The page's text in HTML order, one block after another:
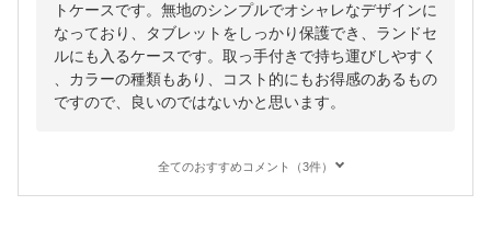
トケースです。無地のシンプルでオシャレなデザインに
なっており、タブレットをしっかり保護でき、ランドセ
ルにも入るケースです。取っ手付きで持ち運びしやすく
、カラーの種類もあり、コスト的にもお得感のあるもの
ですので、良いのではないかと思います。
全てのおすすめコメント（3件）